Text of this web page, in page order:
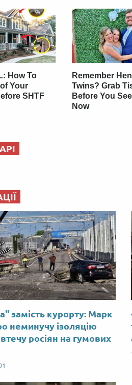
How To
Your
SHTF
Remember
Twins? Grab
Before You
Now
замість курорту: Марк
неминучу ізоляцію
росіян на гумових